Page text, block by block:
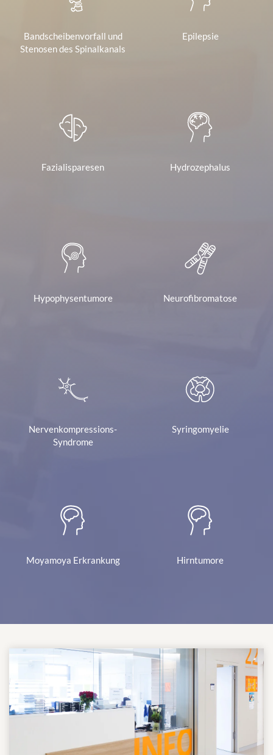
Bandscheibenvorfall und
Stenosen des Spinalkanals
Epilepsie
Fazialisparesen Hydrozephalus
Hypophysentumore Neurofibromatose
Nervenkompressions-
Syndrome
Syringomyelie
Moyamoya Erkrankung Hirntumore